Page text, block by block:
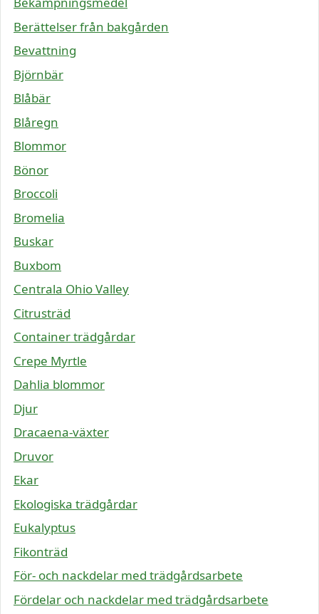
Berättelser från bakgården
Bevattning
Björnbär
Blåbär
Blåregn
Blommor
Bönor
Broccoli
Bromelia
Buskar
Buxbom
Centrala Ohio Valley
Citrusträd
Container trädgårdar
Crepe Myrtle
Dahlia blommor
Djur
Dracaena-växter
Druvor
Ekar
Ekologiska trädgårdar
Eukalyptus
Fikonträd
För- och nackdelar med trädgårdsarbete
Fördelar och nackdelar med trädgårdsarbete